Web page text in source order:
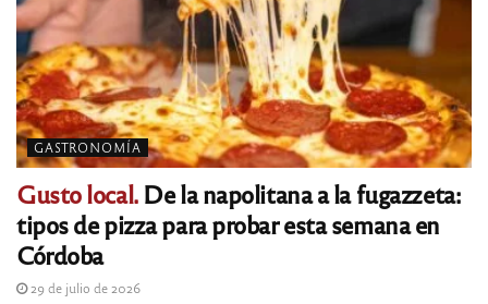
GASTRONOMÍA
Gusto local.De la napolitana a la fugazzeta:
tipos de pizza para probar esta semana en
Córdoba
29 de julio de 2026